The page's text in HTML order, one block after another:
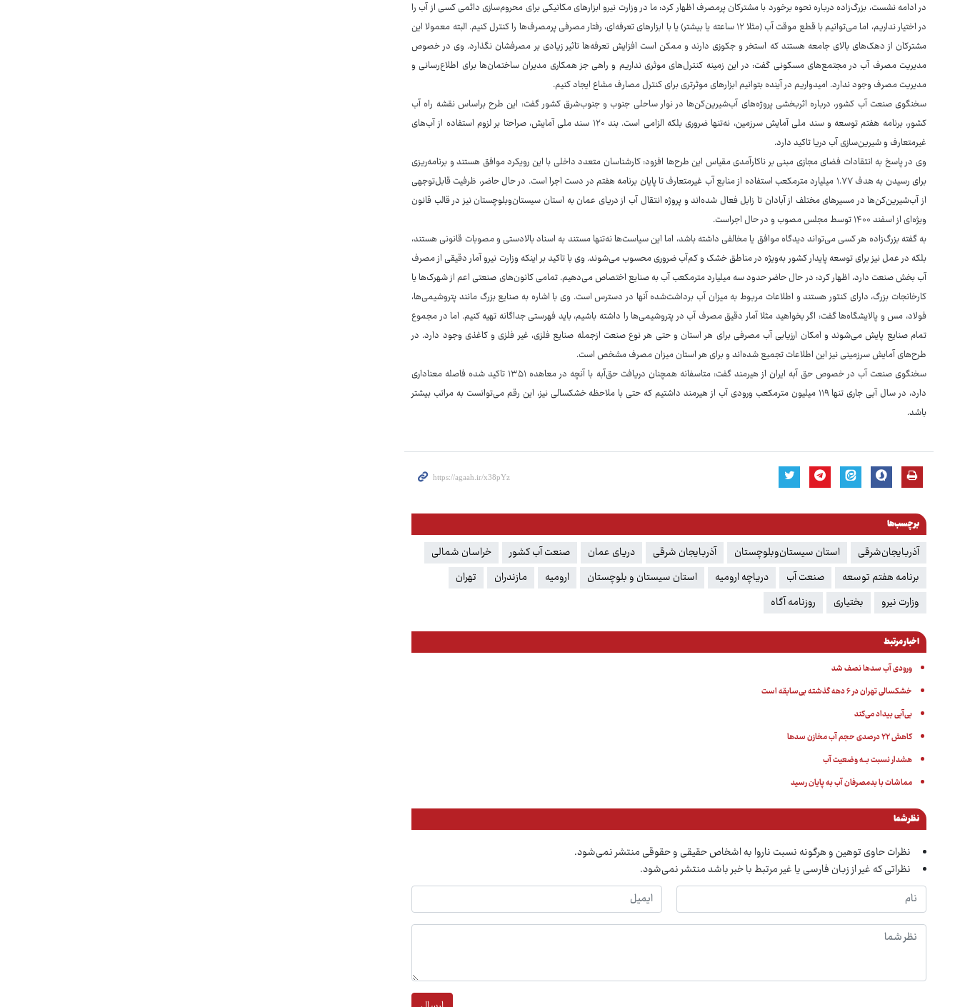
در ادامه نشست، بزرگ‌زاده درباره نحوه برخورد با مشترکان پرمصرف اظهار کرد: ما در وزارت نیرو ابزارهای مکانیکی برای محروم‌سازی دائمی کسی از آب را
در اختیار نداریم، اما می‌توانیم با قطع موقت آب (مثلا ۱۲ ساعته یا بیشتر) یا با ابزارهای تعرفه‌ای، رفتار مصرفی پرمصرف‌ها را کنترل کنیم. البته معمولا این
مشترکان از دهک‌های بالای جامعه هستند که استخر و جکوزی دارند و ممکن است افزایش تعرفه‌ها تاثیر زیادی بر مصرفشان نگذارد. وی در خصوص
مدیریت مصرف آب در مجتمع‌های مسکونی گفت: در این زمینه کنترل‌های موثری نداریم و راهی جز همکاری مدیران ساختمان‌ها برای اطلاع‌رسانی و
مدیریت مصرف وجود ندارد. امیدواریم در آینده بتوانیم ابزارهای موثرتری برای کنترل مصارف مشاع ایجاد کنیم.
سخنگوی صنعت آب کشور، درباره اثربخشی پروژه‌های آب‌شیرین‌کن‌ها در نوار ساحلی جنوب و جنوب‌شرق کشور گفت: این طرح براساس نقشه راه آب
کشور، برنامه هفتم توسعه و سند ملی آمایش سرزمین، نه‌تنها ضروری بلکه الزامی است. بند ۱۲۰ سند ملی آمایش، صراحتا بر لزوم استفاده از آب‌های
غیرمتعارف و شیرین‌سازی آب دریا تاکید دارد.
وی در پاسخ به انتقادات فضای مجازی مبنی بر ناکارآمدی مقیاس این طرح‌ها افزود: کارشناسان متعدد داخلی با این رویکرد موافق هستند و برنامه‌ریزی
برای رسیدن به هدف ۱.۷۷ میلیارد مترمکعب استفاده از منابع آب غیرمتعارف تا پایان برنامه هفتم در دست اجرا است. در حال حاضر، ظرفیت قابل‌توجهی
از آب‌شیرین‌کن‌ها در مسیرهای مختلف از آبادان تا زابل فعال شده‌اند و پروژه انتقال آب از دریای عمان به استان سیستان‌وبلوچستان نیز در قالب قانون
ویژه‌ای از اسفند ۱۴۰۰ توسط مجلس مصوب و در حال اجراست.
به گفته بزرگ‌زاده هر کسی می‌تواند دیدگاه موافق یا مخالفی داشته باشد، اما این سیاست‌ها نه‌تنها مستند به اسناد بالادستی و مصوبات قانونی هستند،
بلکه در عمل نیز برای توسعه پایدار کشور به‌ویژه در مناطق خشک و کم‌آب ضروری محسوب می‌شوند. وی با تاکید بر اینکه وزارت نیرو آمار دقیقی از مصرف
آب بخش صنعت دارد، اظهار کرد: در حال حاضر حدود سه میلیارد مترمکعب آب به صنایع اختصاص می‌دهیم. تمامی کانون‌های صنعتی اعم از شهرک‌ها یا
کارخانجات بزرگ، دارای کنتور هستند و اطلاعات مربوط به میزان آب برداشت‌شده آنها در دسترس است. وی با اشاره به صنایع بزرگ مانند پتروشیمی‌ها،
فولاد، مس و پالایشگاه‌ها گفت: اگر بخواهید مثلا آمار دقیق مصرف آب در پتروشیمی‌ها را داشته باشیم، باید فهرستی جداگانه تهیه کنیم. اما در مجموع
تمام صنایع پایش می‌شوند و امکان ارزیابی آب مصرفی برای هر استان و حتی هر نوع صنعت ازجمله صنایع فلزی، غیر فلزی و کاغذی وجود دارد. در
طرح‌های آمایش سرزمینی نیز این اطلاعات تجمیع شده‌اند و برای هر استان میزان مصرف مشخص است.
سخنگوی صنعت آب در خصوص حق آبه ایران از هیرمند گفت: متاسفانه همچنان دریافت حق‌آبه با آنچه در معاهده ۱۳۵۱ تاکید شده فاصله معناداری
دارد، در سال آبی جاری تنها ۱۱۹ میلیون مترمکعب ورودی آب از هیرمند داشتیم که حتی با ملاحظه خشکسالی نیز، این رقم می‌توانست به مراتب بیشتر
باشد.
برچسب‌ها
آذربایجان‌شرقی استان سیستان‌وبلوچستان آذربایجان شرقی دریای عمان صنعت آب کشور
خراسان شمالی
برنامه هفتم توسعه
صنعت آب دریاچه ارومیه استان سیستان و بلوچستان ارومیه مازندران
تهران
وزارت نیرو
بختیاری روزنامه آگاه
اخبار مرتبط
ورودی آب سدها نصف شد
خشکسالی تهران در ۶ دهه گذشته بی‌سابقه است
بی‌آبی بیداد می‌کند
کاهش ۲۲ درصدی حجم آب مخازن سدها
هشدار نسبت بــه وضعیت آب
مماشات با بدمصرفان آب به پایان رسید
نظر شما
نظرات حاوی توهین و هرگونه نسبت ناروا به اشخاص حقیقی و حقوقی منتشر نمی‌شود.
نظراتی که غیر از زبان فارسی یا غیر مرتبط با خبر باشد منتشر نمی‌شود.